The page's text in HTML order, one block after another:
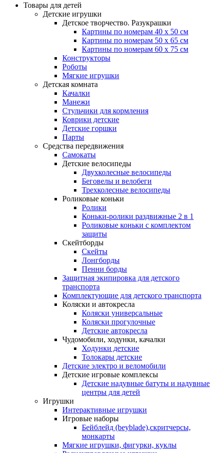
Товары для детей
Детские игрушки
Детское творчество. Разукрашки
Картины по номерам 40 х 50 см
Картины по номерам 50 х 65 см
Картины по номерам 60 х 75 см
Конструкторы
Роботы
Мягкие игрушки
Детская комната
Качалки
Манежи
Стульчики для кормления
Коврики детские
Детские горшки
Парты
Средства передвижения
Самокаты
Детские велосипеды
Двухколесные велосипеды
Беговелы и велобеги
Трехколесные велосипеды
Роликовые коньки
Ролики
Коньки-ролики раздвижные 2 в 1
Роликовые коньки с комплектом
защиты
Скейтборды
Скейты
Лонгборды
Пенни борды
Защитная экипировка для детского
транспорта
Комплектующие для детского транспорта
Коляски и автокресла
Коляски универсальные
Коляски прогулочные
Детские автокресла
Чудомобили, ходунки, качалки
Ходунки детские
Толокары детские
Детские электро и веломобили
Детские игровые комплексы
Детские надувные батуты и надувные
центры для детей
Игрушки
Интерактивные игрушки
Игровые наборы
Бейблейд (beyblade),скритчерсы,
монкарты
Мягкие игрушки, фигурки, куклы